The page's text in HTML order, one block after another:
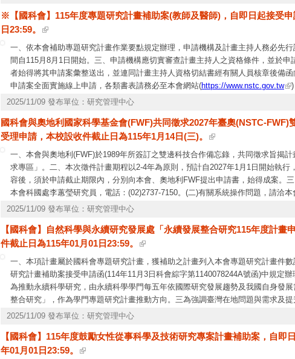
※【國科會】115年度專題研究計畫補助案(教師及醫師)，自即日起接受
日23:59。
一、依本會補助專題研究計畫作業要點規定辦理，申請機構及計畫主持人務必先
間自115月8月1日開始。三、申請機構應切實審查計畫主持人之資格條件，並於
者始得將其申請案彙整送出，並連同計畫主持人資格切結書經有關人員核章後備
申請案全面實施線上申請，各類書表請務必至本會網站(https://www.nstc.gov.tw
下：(一)據本會補助專題研究計畫作業要點第6點規定略以，研究計畫得依實際需
約用博士生兼任人員需求，請併同增編費用，俾利審查後一併核給。(二)研究計畫
會補助專題研究計畫作業要點第11點第4款第1目規定之相關試驗或實驗者，各等
委員會或相關單位審查並取得核准文件。
2025/11/09 發布單位：研究管理中心
國科會與奧地利國家科學基金會(FWF)共同徵求2027年臺奧(NSTC-FWF)
受理申請，本校設收件截止日為115年1月14日(三)。
一、本會與奧地利(FWF)於1989年所簽訂之雙邊科技合作備忘錄，共同徵求旨揭
求專區」。二、本次徵件計畫期程以2-4年為原則，預計自2027年1月1日開始執
容後，須於申請截止期限內，分別向本會、奧地利FWF提出申請書，始得成案。
本會科國處李蕙瑩研究員，電話：(02)2737-7150。(二)有關系統操作問題，請洽
(02)2737-7590、7591、7592。
2025/11/09 發布單位：研究管理中心
【國科會】自然科學與永續研究發展處「永續發展整合研究115年度計畫
件截止日為115年01月01日23:59。
一、本項計畫屬於國科會專題研究計畫，獲補助之計畫列入本會專題研究計畫件
研究計畫補助案接受申請函(114年11月3日科會綜字第1140078244A號函)中規定
為推動永續科學研究，由永續科學學門每五年依國際研究發展趨勢及我國自身發
整合研究」，作為學門專題研究計畫推動方向。三為強調臺灣在地問題與需求及
三次學門中程規劃(104-108)，期望將co-design、co-product、co-delivery精神深
to Action)的願景。
2025/11/09 發布單位：研究管理中心
【國科會】115年度鼓勵女性從事科學及技術研究專案計畫補助案，自即
年01月01日23:59。